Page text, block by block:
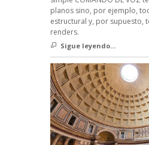
planos sino, por ejemplo,
estructural y, por supuesto,
renders.
Sigue leyendo...